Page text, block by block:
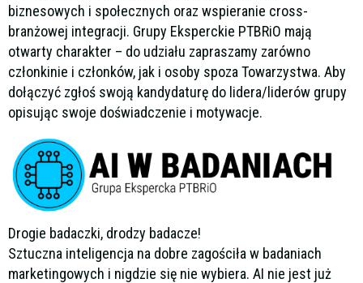
biznesowych i społecznych oraz wspieranie cross-
branżowej integracji. Grupy Eksperckie PTBRiO mają
otwarty charakter – do udziału zapraszamy zarówno
członkinie i członków, jak i osoby spoza Towarzystwa. Aby
dołączyć zgłoś swoją kandydaturę do lidera/liderów grupy
opisując swoje doświadczenie i motywacje.
Drogie badaczki, drodzy badacze!
Sztuczna inteligencja na dobre zagościła w badaniach
marketingowych i nigdzie się nie wybiera. AI nie jest już